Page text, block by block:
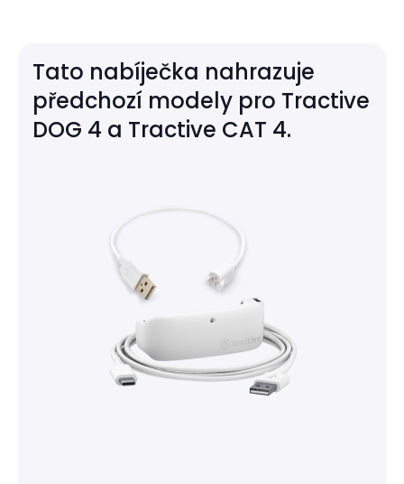
Tato nabíječka nahrazuje
předchozí modely pro Tractive
DOG 4 a Tractive CAT 4.